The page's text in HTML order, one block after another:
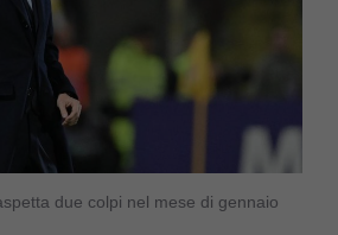
due colpi nel mese di gennaio